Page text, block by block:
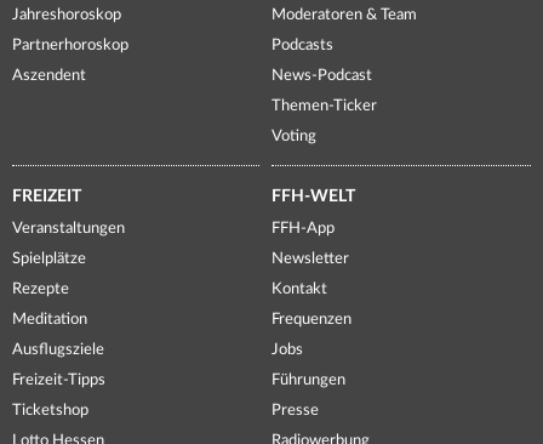
Jahreshoroskop
Partnerhoroskop
Aszendent
Moderatoren & Team
Podcasts
News-Podcast
Themen-Ticker
Voting
FREIZEIT
Veranstaltungen
Spielplätze
Rezepte
Meditation
Ausflugsziele
Freizeit-Tipps
Ticketshop
Lotto Hessen
FFH-WELT
FFH-App
Newsletter
Kontakt
Frequenzen
Jobs
Führungen
Presse
Radiowerbung